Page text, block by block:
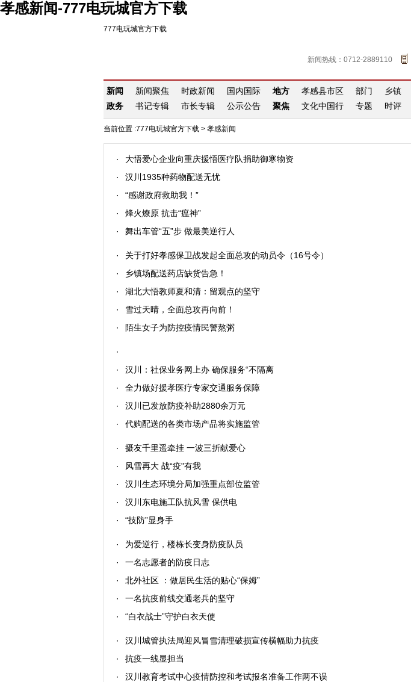
孝感新闻-777电玩城官方下载
777电玩城官方下载
新闻热线：0712-2889110
新闻 新闻聚焦 时政新闻 国内国际 地方 孝感县市区 部门 乡镇
政务
书记专辑 市长专辑 公示公告 聚焦 文化中国行 专题 时评
当前位置 :777电玩城官方下载 > 孝感新闻
·
大悟爱心企业向重庆援悟医疗队捐助御寒物资
·
汉川1935种药物配送无忧
·
“感谢政府救助我！”
·
烽火燎原 抗击“瘟神”
· 舞出车管“五”步 做最美逆行人
·
关于打好孝感保卫战发起全面总攻的动员令（16号令）
·
乡镇场配送药店缺货告急！
·
湖北大悟教师夏和清：留观点的坚守
·
雪过天晴，全面总攻再向前！
· 陌生女子为防控疫情民警熬粥
·
·
汉川：社保业务网上办 确保服务“不隔离
·
全力做好援孝医疗专家交通服务保障
·
汉川已发放防疫补助2880余万元
· 代购配送的各类市场产品将实施监管
·
摄友千里遥牵挂 一波三折献爱心
·
风雪再大 战“疫"有我
·
汉川生态环境分局加强重点部位监管
·
汉川东电施工队抗风雪 保供电
· “技防”显身手
·
为爱逆行，楼栋长变身防疫队员
·
一名志愿者的防疫日志
·
北外社区 ：做居民生活的贴心“保姆”
·
一名抗疫前线交通老兵的坚守
· “白衣战士”守护白衣天使
·
汉川城管执法局迎风冒雪清理破损宣传横幅助力抗疫
·
抗疫一线显担当
·
汉川教育考试中心疫情防控和考试报名准备工作两不误